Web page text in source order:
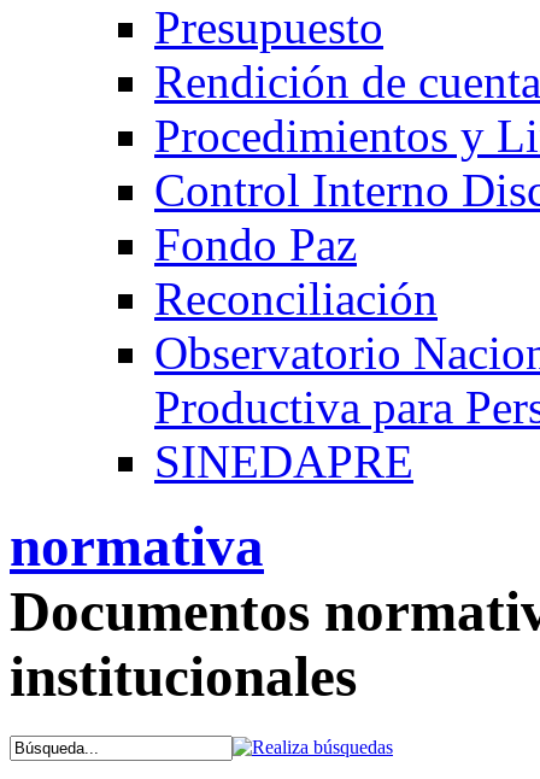
Presupuesto
Rendición de
Procedimientos y
Control Interno
Fondo Paz
Reconciliación
Observatorio
Productiva para
SINEDAPRE
normativa
Documentos
institucionales